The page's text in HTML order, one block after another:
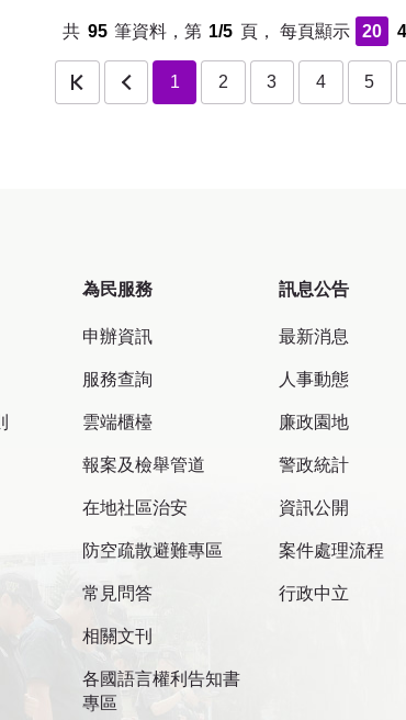
共 95 筆資料，第 1/5 頁， 每頁顯示 20
1 2 3 4 5
下一頁 最後一頁
為民服務
申辦資訊
服務查詢
雲端櫃檯
報案及檢舉管道
在地社區治安
防空疏散避難專區
常見問答
相關文刊
各國語言權利告知書
專區
訊息公告
最新消息
人事動態
廉政園地
警政統計
資訊公開
案件處理流程
行政中立